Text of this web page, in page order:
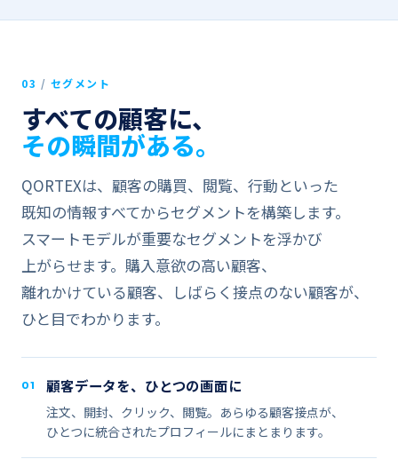
03 / セグメント
すべての​​顧客に、
その​​瞬間が​​ある。
QORTEXは、​​顧客の​​購買、​​閲覧、​​行動と​​いった​​
既知の​​情報すべてから​​セグメントを​​構築します。​​
スマートモデルが​​重要な​​セグメントを​​浮かび​
上がらせます。​​購入意欲の​​高い​​顧客、​​
離れかけている​​顧客、​​しばらく​​接点の​​ない​​顧客が、​​
ひと目で​​わかります。
01 顧客データを、​​ひとつの​​画面に
注文、​​開封、​​クリック、​​閲覧。​​あらゆる​​顧客接点が、​​
ひとつに​​統合された​​プロフィールに​​まとまります。